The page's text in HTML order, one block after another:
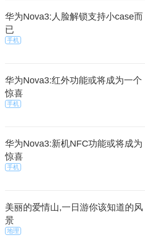
华为Nova3:人脸解锁支持小case而
已
手机
华为Nova3:红外功能或将成为一个
惊喜
手机
华为Nova3:新机NFC功能或将成为
惊喜
手机
美丽的爱情山,一日游你该知道的风
景
地理